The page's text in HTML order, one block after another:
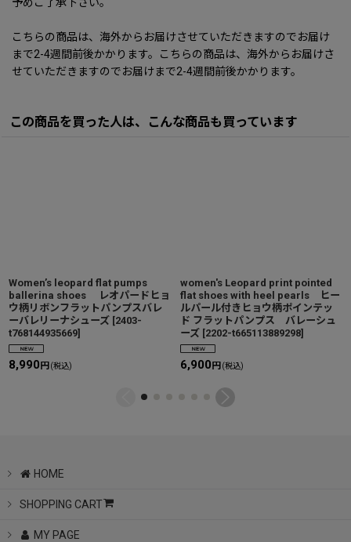
こちらの商品は、海外からお届けさせていただきますのでお届け
まで2-4週間前後かかります。こちらの商品は、海外からお届けさ
せていただきますのでお届けまで2-4週間前後かかります。
この商品を買った人は、こんな商品も買っています
Women’s leopard flat pumps
ballerina shoes レオパードヒョ
ウ柄リボンフラットパンプスバレ
ーバレリーナシューズ [2403-
t768144935669]
8,990 円 (税込)
women's Leopard print pointed
flat shoes with heel pearls ヒー
ルパール付きヒョウ柄ポインテッ
ド フラットパンプス バレーシュ
ーズ [2202-t665113889298]
6,900 円 (税込)
HOME
SHOPPING CART
MY PAGE